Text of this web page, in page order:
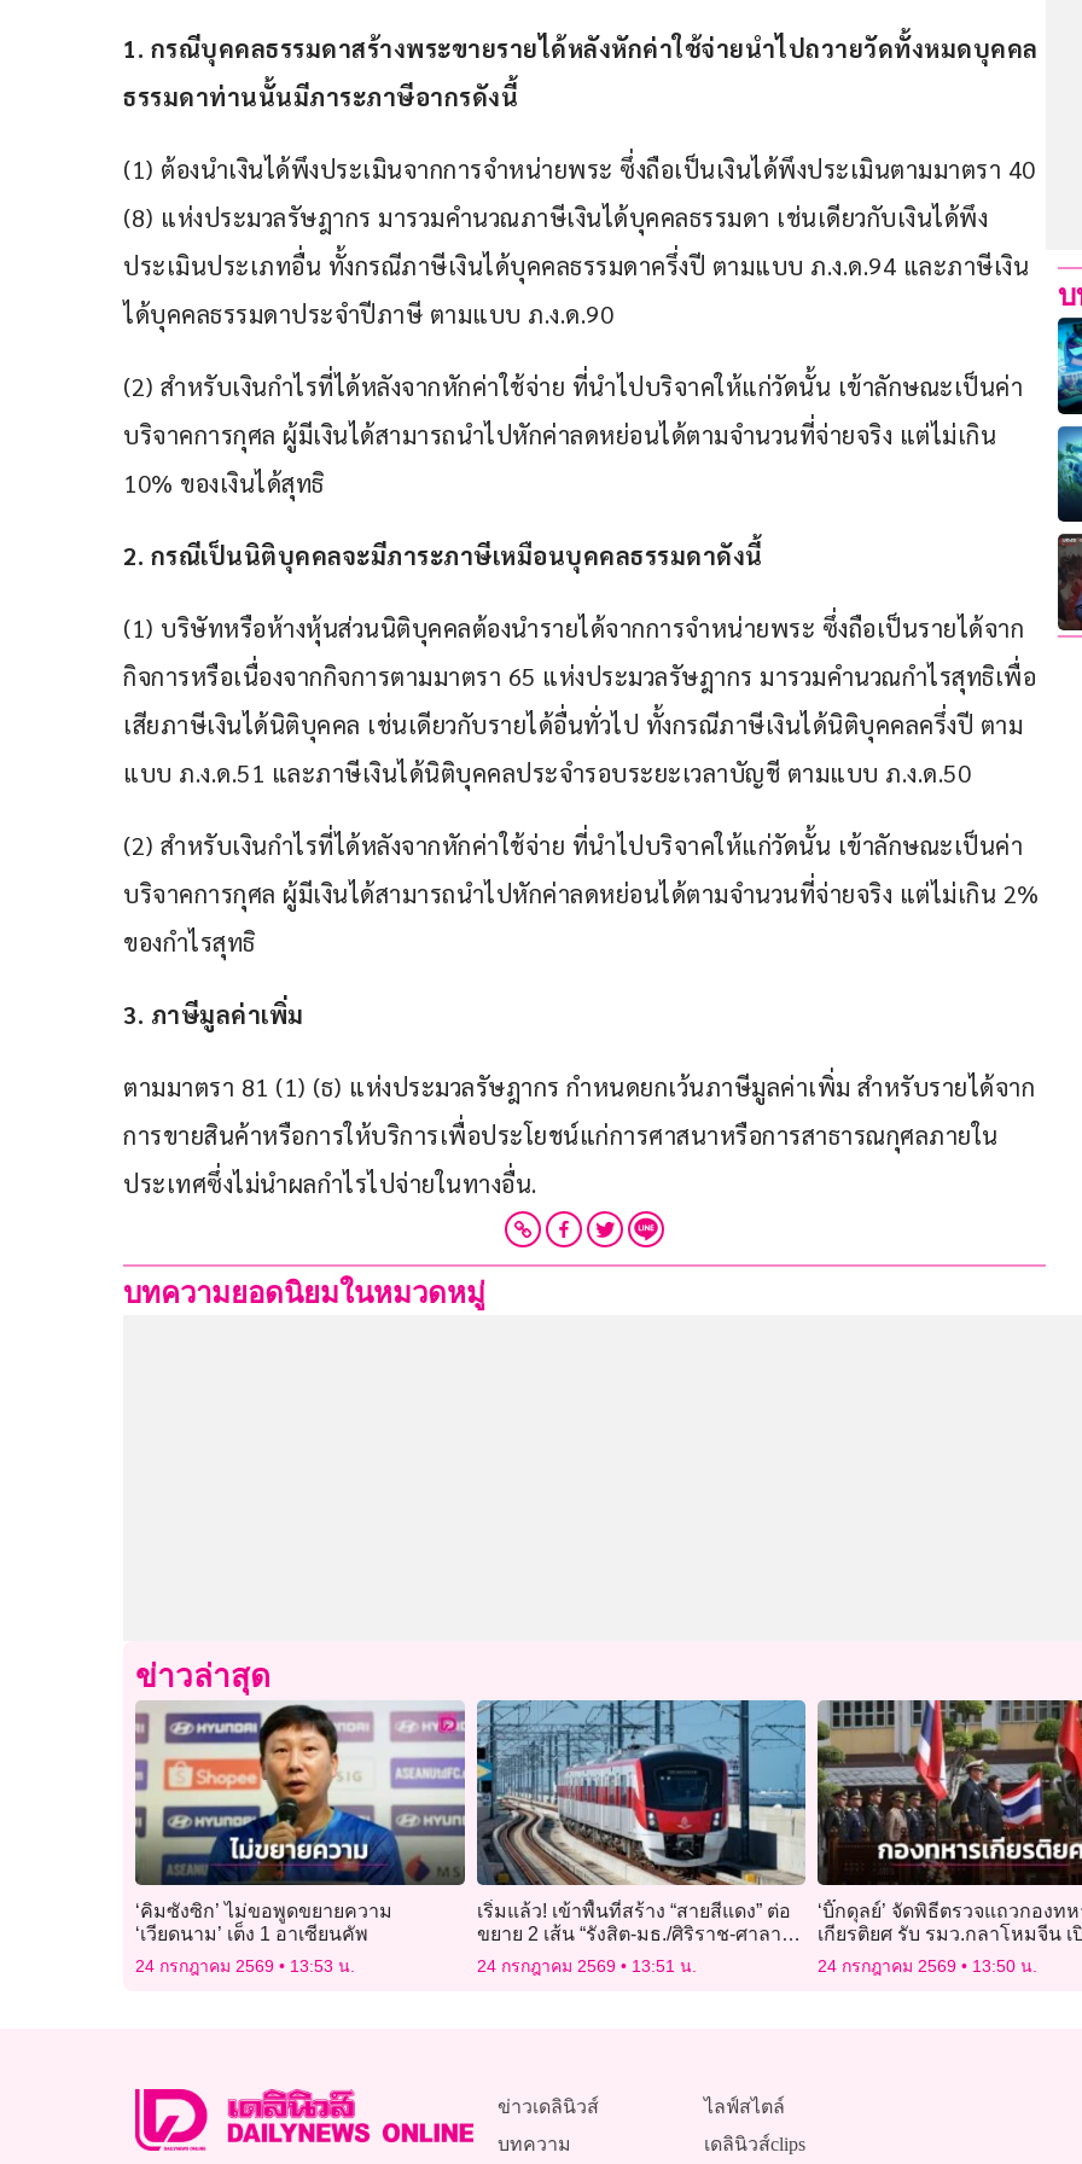
1. กรณีบุคคลธรรมดาสร้างพระขายรายได้หลังหักค่าใช้จ่ายนำไปถวายวัดทั้งหมดบุคคล
ธรรมดาท่านนั้นมีภาระภาษีอากรดังนี้
(1) ต้องนำเงินได้พึงประเมินจากการจำหน่ายพระ ซึ่งถือเป็นเงินได้พึงประเมินตามมาตรา 40
(8) แห่งประมวลรัษฎากร มารวมคำนวณภาษีเงินได้บุคคลธรรมดา เช่นเดียวกับเงินได้พึง
ประเมินประเภทอื่น ทั้งกรณีภาษีเงินได้บุคคลธรรมดาครึ่งปี ตามแบบ ภ.ง.ด.94 และภาษีเงิน
ได้บุคคลธรรมดาประจำปีภาษี ตามแบบ ภ.ง.ด.90
(2) สำหรับเงินกำไรที่ได้หลังจากหักค่าใช้จ่าย ที่นำไปบริจาคให้แก่วัดนั้น เข้าลักษณะเป็นค่า
บริจาคการกุศล ผู้มีเงินได้สามารถนำไปหักค่าลดหย่อนได้ตามจำนวนที่จ่ายจริง แต่ไม่เกิน
10% ของเงินได้สุทธิ
2. กรณีเป็นนิติบุคคลจะมีภาระภาษีเหมือนบุคคลธรรมดาดังนี้
(1) บริษัทหรือห้างหุ้นส่วนนิติบุคคลต้องนำรายได้จากการจำหน่ายพระ ซึ่งถือเป็นรายได้จาก
กิจการหรือเนื่องจากกิจการตามมาตรา 65 แห่งประมวลรัษฎากร มารวมคำนวณกำไรสุทธิเพื่อ
เสียภาษีเงินได้นิติบุคคล เช่นเดียวกับรายได้อื่นทั่วไป ทั้งกรณีภาษีเงินได้นิติบุคคลครึ่งปี ตาม
แบบ ภ.ง.ด.51 และภาษีเงินได้นิติบุคคลประจำรอบระยะเวลาบัญชี ตามแบบ ภ.ง.ด.50
(2) สำหรับเงินกำไรที่ได้หลังจากหักค่าใช้จ่าย ที่นำไปบริจาคให้แก่วัดนั้น เข้าลักษณะเป็นค่า
บริจาคการกุศล ผู้มีเงินได้สามารถนำไปหักค่าลดหย่อนได้ตามจำนวนที่จ่ายจริง แต่ไม่เกิน 2%
ของกำไรสุทธิ
3. ภาษีมูลค่าเพิ่ม
ตามมาตรา 81 (1) (ธ) แห่งประมวลรัษฎากร กำหนดยกเว้นภาษีมูลค่าเพิ่ม สำหรับรายได้จาก
การขายสินค้าหรือการให้บริการเพื่อประโยชน์แก่การศาสนาหรือการสาธารณกุศลภายใน
ประเทศซึ่งไม่นำผลกำไรไปจ่ายในทางอื่น.
บทความยอดนิยมในหมวดหมู่
บ
ข่าวล่าสุด
‘คิมซังซิก’ ไม่ขอพูดขยายความ
‘เวียดนาม’ เต็ง 1 อาเซียนคัพ
24 กรกฎาคม 2569 13:53 น.
เริ่มแล้ว! เข้าพื้นที่สร้าง “สายสีแดง” ต่อ
ขยาย 2 เส้น “รังสิต-มธ./ศิริราช-ศาลา
ยา” เปิดบริการปี 72
24 กรกฎาคม 2569 13:51 น.
‘บิ๊กดุลย์’ จัดพิธีตรวจแถวกองท
เกียรติยศ รับ รมว.กลาโหมจีน
ป้อนอาวุธกัมพูชา
24 กรกฎาคม 2569 13:50 น.
ข่าวเดลินิวส์
บทความ
ไลฟ์สไตล์
เดลินิวส์clips